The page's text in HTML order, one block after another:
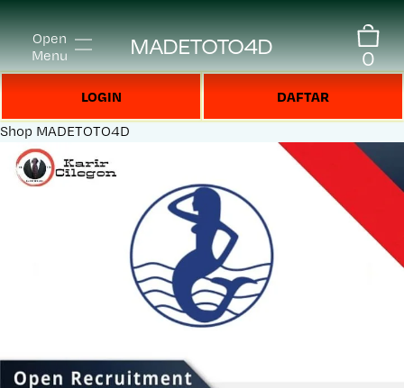
Open
Menu
MADETOTO4D 0
LOGIN DAFTAR
Shop MADETOTO4D